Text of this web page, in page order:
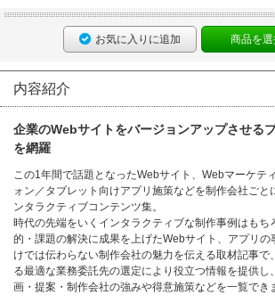
お気に入りに追加 商品を
内容紹介
企業のWebサイトをバージョンアップさせる
を網羅
この1年間で話題となったWebサイト、Webマーケテ
ォン／タブレット向けアプリ施策などを制作会社ごと
ンタラクティブコンテンツ集。
時代の先端をいくインタラクティブな制作事例はもち
的・課題の解決に成果を上げたWebサイト、アプリの
けでは伝わらない制作会社の魅力を伝える取材記事で
る最適な業務委託先の選定により役立つ情報を提供し
画・提案・制作会社の強みや得意施策などを一覧でき